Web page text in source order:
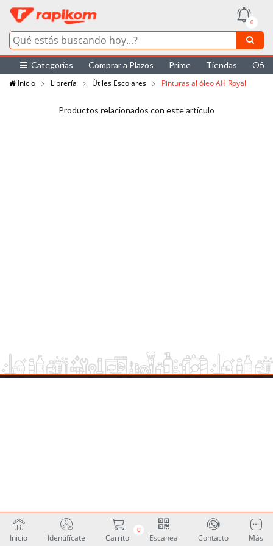
0
Categorías Comprar a Plazos Prime Tiendas
Inicio
Librería Útiles Escolares Pinturas al óleo AH Royal
Productos relacionados con este artículo
Inicio Identifícate
0
Carrito Escanea Contacto Más